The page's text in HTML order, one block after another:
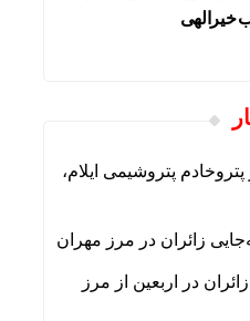
خیرالهی
پتروشیمی ایلام،
زائران در مرز مهران
زائران در اربعین از مرز